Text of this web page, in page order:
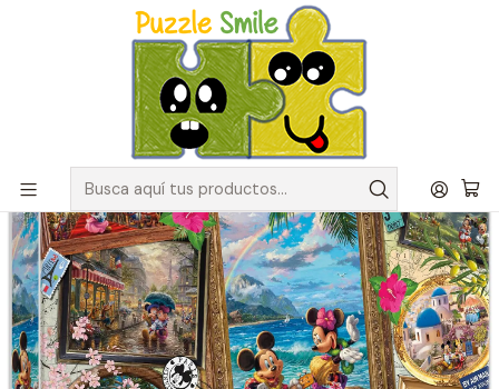
Envíos GRATIS para pedidos sobre $50.000 en Regiones de la
Catálogo de Puzzles y Rompecabezas
Puzzles Disney
Puzzle 2000 Piezas | Disney Aventuras de Mickey y Minnie